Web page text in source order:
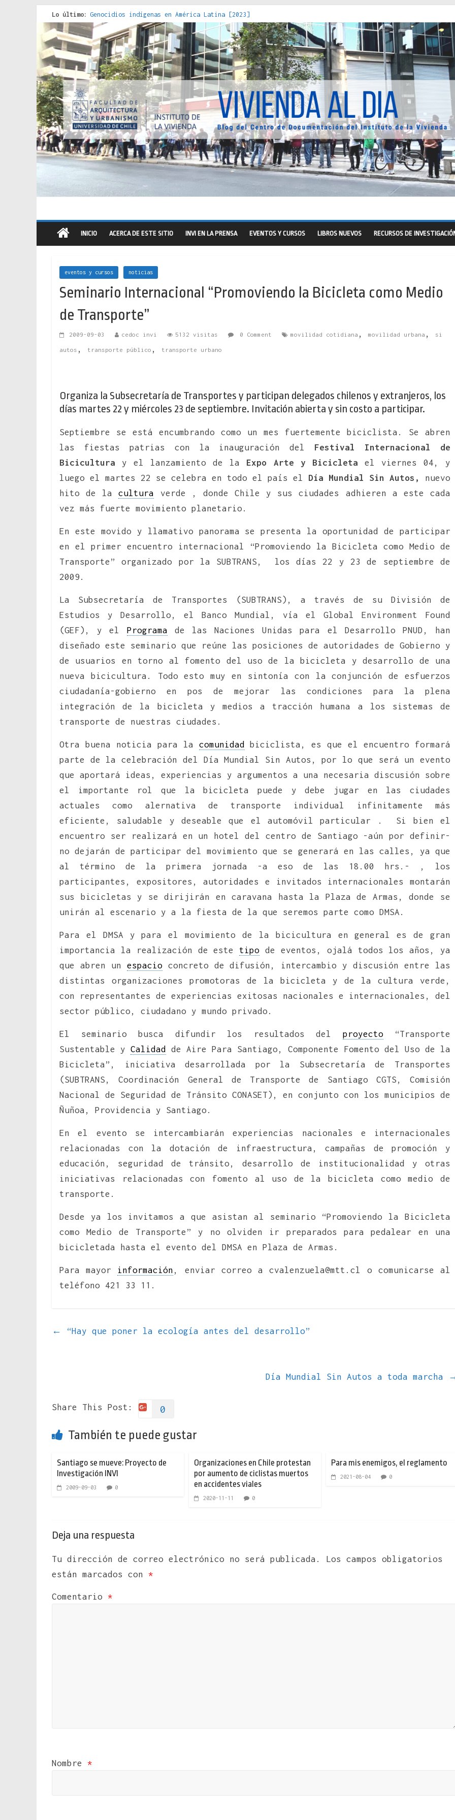
Lo último: Genocidios indígenas en América Latina [2023]
Estudios sobre la espacialización de los Estados : políticas, prácticas y representaciones [2022]
Donde el pedernal choca con el acero : hacia una teoría crítica de las fronteras latinoamericanas
Criterios técnicos para una vivienda adecuada [2019]
Red de consultorios de la Caja del Seguro Obrero en Santiago : un patrimonio emblemático [2014]
INICIO ACERCA DE ESTE SITIO INVI EN LA PRENSA EVENTOS Y CURSOS LIBROS NUEVOS RECURSOS DE
eventos y cursos noticias
Seminario Internacional “Promoviendo la Bicicleta como Medio
de Transporte”
2009-09-03 cedoc invi 5132 visitas 0 Comment movilidad cotidiana , movilidad urbana , si
autos , transporte público , transporte urbano
Organiza la Subsecretaría de Transportes y participan delegados chilenos y extranjeros, los
días martes 22 y miércoles 23 de septiembre. Invitación abierta y sin costo a participar.
Septiembre se está encumbrando como un mes fuertemente biciclista. Se abren
las fiestas patrias con la inauguración del Festival Internacional de
Bicicultura y el lanzamiento de la Expo Arte y Bicicleta el viernes 04, y
luego el martes 22 se celebra en todo el país el Día Mundial Sin Autos,
nuevo
hito de lacultura verde , donde Chile y sus ciudades adhieren a este cada
vez más fuerte movimiento planetario.
En este movido y llamativo panorama se presenta la oportunidad de participar
en el primer encuentro internacional “Promoviendo la Bicicleta como Medio de
Transporte” organizado por la SUBTRANS, los días 22 y 23 de septiembre de
2009.
La Subsecretaría de Transportes (SUBTRANS), a través de su División de
Estudios y Desarrollo, el Banco Mundial, vía el Global Environment Found
(GEF), y el Programa de las Naciones Unidas para el Desarrollo PNUD, han
diseñado este seminario que reúne las posiciones de autoridades de Gobierno y
de usuarios en torno al fomento del uso de la bicicleta y desarrollo de una
nueva bicicultura. Todo esto muy en sintonía con la conjunción de esfuerzos
ciudadanía-gobierno en pos de mejorar las condiciones para la plena
integración de la bicicleta y medios a tracción humana a los sistemas de
transporte de nuestras ciudades.
Otra buena noticia para la comunidad biciclista, es que el encuentro formará
parte de la celebración del Día Mundial Sin Autos, por lo que será un evento
que aportará ideas, experiencias y argumentos a una necesaria discusión sobre
el importante rol que la bicicleta puede y debe jugar en las ciudades
actuales como alernativa de transporte individual infinitamente más
eficiente, saludable y deseable que el automóvil particular . Si bien el
encuentro ser realizará en un hotel del centro de Santiago -aún por definir-
no dejarán de participar del movimiento que se generará en las calles, ya que
al término de la primera jornada -a eso de las 18.00 hrs.- , los
participantes, expositores, autoridades e invitados internacionales montarán
sus bicicletas y se dirijirán en caravana hasta la Plaza de Armas, donde se
unirán al escenario y a la fiesta de la que seremos parte como DMSA.
Para el DMSA y para el movimiento de la bicicultura en general es de gran
importancia la realización de estetipo de eventos, ojalá todos los años, ya
que abren un espacioconcreto de difusión, intercambio y discusión entre las
distintas organizaciones promotoras de la bicicleta y de la cultura verde,
con representantes de experiencias exitosas nacionales e internacionales, del
sector público, ciudadano y mundo privado.
El seminario busca difundir los resultados del proyecto“Transporte
Sustentable y Calidad de Aire Para Santiago, Componente Fomento del Uso de la
Bicicleta”, iniciativa desarrollada por la Subsecretaría de Transportes
(SUBTRANS, Coordinación General de Transporte de Santiago CGTS, Comisión
Nacional de Seguridad de Tránsito CONASET), en conjunto con los municipios de
Ñuñoa, Providencia y Santiago.
En el evento se intercambiarán experiencias nacionales e internacionales
relacionadas con la dotación de infraestructura, campañas de promoción y
educación, seguridad de tránsito, desarrollo de institucionalidad y otras
iniciativas relacionadas con fomento al uso de la bicicleta como medio de
transporte.
Desde ya los invitamos a que asistan al seminario “Promoviendo la Bicicleta
como Medio de Transporte” y no olviden ir preparados para pedalear en una
bicicletada hasta el evento del DMSA en Plaza de Armas.
Para mayor información , enviar correo a cvalenzuela@mtt.cl o comunicarse al
teléfono 421 33 11.
← “Hay que poner la ecología antes del desarrollo”
Día Mundial Sin Autos a toda marcha
Share This Post: 0
También te puede gustar
Santiago se mueve: Proyecto de
Investigación INVI
2009-09-03 0
Organizaciones en Chile protestan
por aumento de ciclistas muertos
en accidentes viales
2020-11-11 0
Para mis enemigos, el reglamento
2021-08-04 0
Deja una respuesta
Tu dirección de correo electrónico no será publicada.
Los campos obligatorios
están marcados con *
Comentario *
Nombre *